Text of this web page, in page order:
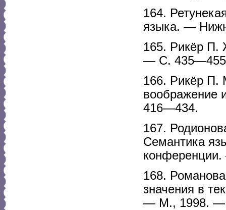
164.
языка. —
165. Рикёр
— С.
166. Рикёр П.
416—434.
167.
Семантика
168.
значения в
— М., 1998. —